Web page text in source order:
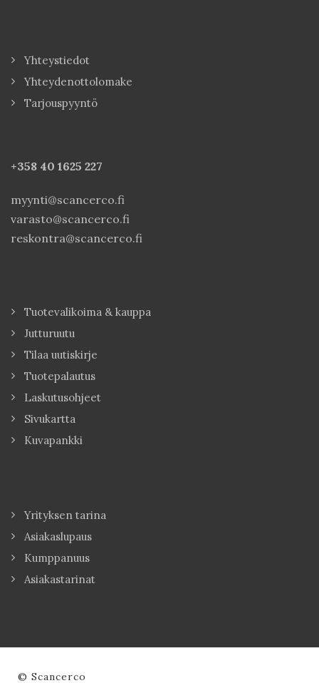
Yhteystiedot
Yhteydenottolomake
Tarjouspyyntö
+358 40 1625 227
myynti@scancerco.fi
varasto@scancerco.fi
reskontra@scancerco.fi
Tuotevalikoima & kauppa
Jutturuutu
Tilaa uutiskirje
Tuotepalautus
Laskutusohjeet
Sivukartta
Kuvapankki
Yrityksen tarina
Asiakaslupaus
Kumppanuus
Asiakastarinat
© Scancerco